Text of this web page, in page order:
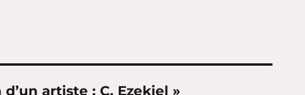
artiste : C. Ezekiel »